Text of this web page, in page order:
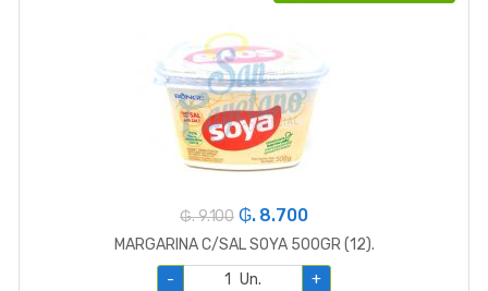
₲. 9.100 ₲. 8.700
MARGARINA C/SAL SOYA 500GR (12).
-
Un. +